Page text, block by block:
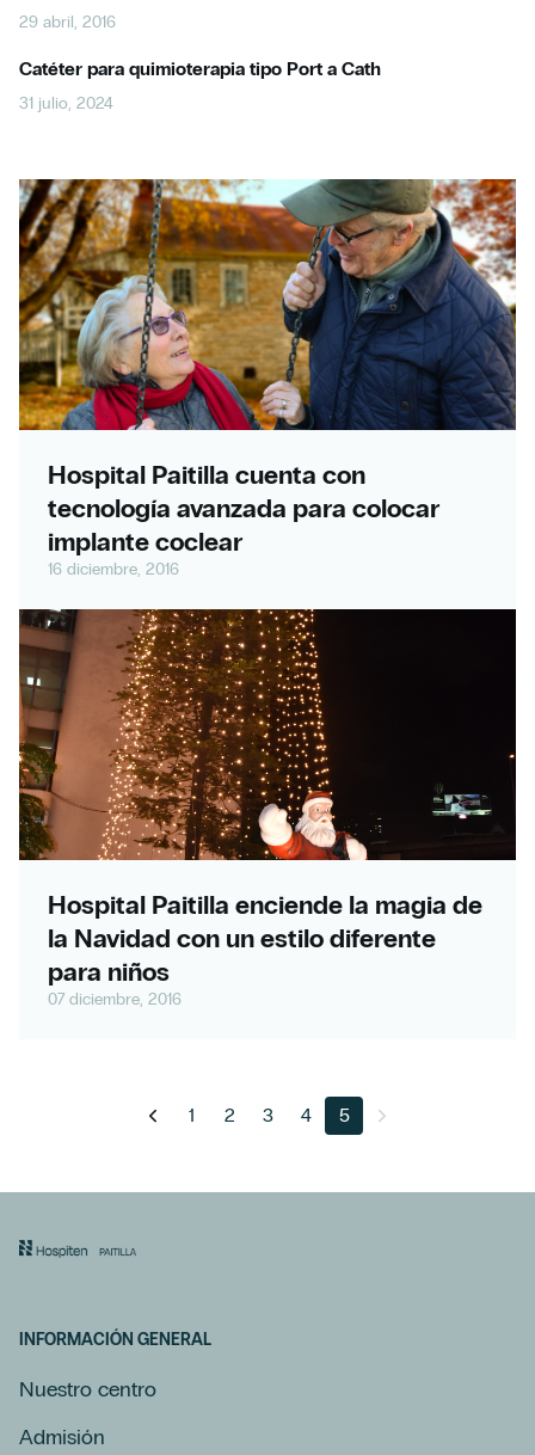
29 abril, 2016
Catéter para quimioterapia tipo Port a Cath
31 julio, 2024
Hospital Paitilla cuenta con
tecnología avanzada para colocar
implante coclear
16 diciembre, 2016
Hospital Paitilla enciende la magia de
la Navidad con un estilo diferente
para niños
07 diciembre, 2016
1 2 3 4 5
INFORMACIÓN GENERAL
Nuestro centro
Admisión